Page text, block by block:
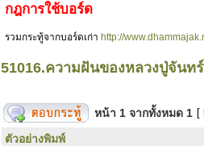
กฎการใช้บอร์ด
รวมกระทู้จากบอร์ดเก่า http://
51016.ความฝันของหลวงปู่จันท
หน้า 1 จากทั้งหมด 1 [
ตัวอย่างพิมพ์